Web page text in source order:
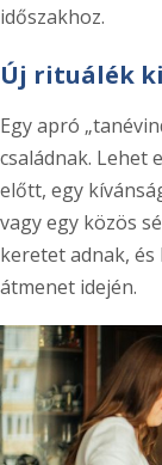
időszakhoz.
Új rituálék
Egy apró
családnak. Lehet
előtt, egy
vagy egy közös
keretet adnak,
átmenet idején.